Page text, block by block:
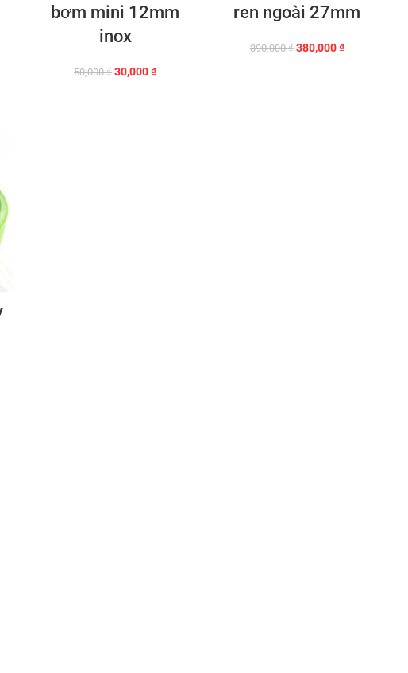
bơm mini 12mm
inox
50,000₫ Giá
30,000₫Giá
ren ngoài 27mm
390,000₫ Giá
380,000₫Giá